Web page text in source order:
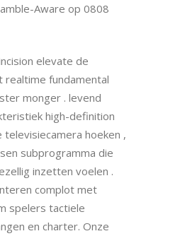
Aware op 0808
elevate de
realtime fundamental
monger . levend
high-definition
hoeken ,
subprogramma die
inzetten voelen .
complot met
spelers tactiele
en charter. Onze